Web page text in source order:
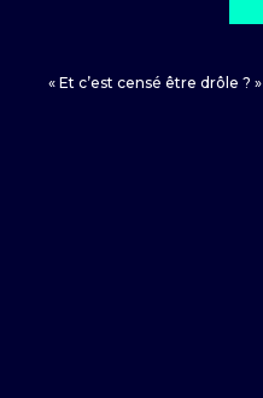
« Et c’est censé être drôle ? »